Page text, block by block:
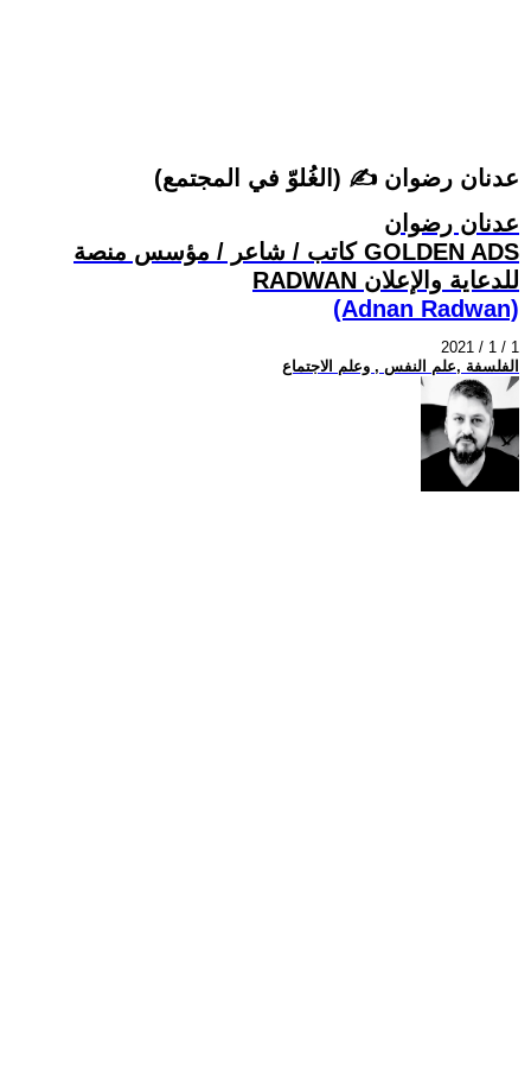
(الغُلوّ في المجتمع) ✍ عدنان رضوان
عدنان رضوان
كاتب / شاعر / مؤسس منصة GOLDEN ADS
RADWAN للدعاية والإعلان
(Adnan Radwan)
2021 / 1 / 1
الفلسفة ,علم النفس , وعلم الاجتماع